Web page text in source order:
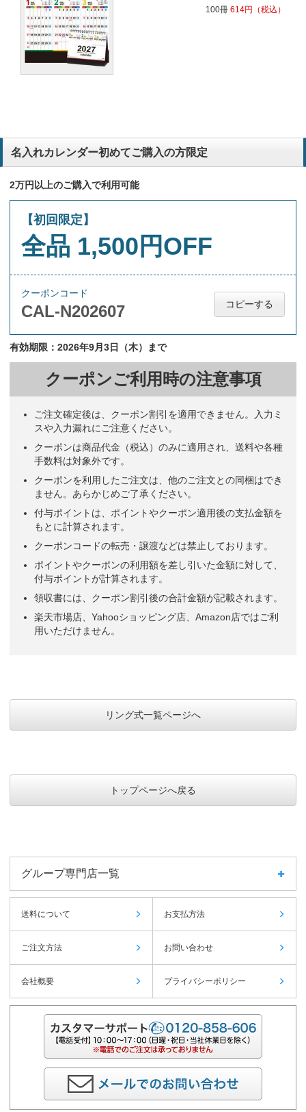
100冊 614円 （税込）
名入れカレンダー初めてご購入の方限定
2万円以上のご購入で利用可能
【初回限定】
全品 1,500円OFF
クーポンコード
CAL-N202607 コピーする
有効期限：2026年9月3日（木）まで
クーポンご利用時の注意事項
ご注文確定後は、クーポン割引を適用できません。入力ミ
スや入力漏れにご注意ください。
クーポンは商品代金（税込）のみに適用され、送料や各種
手数料は対象外です。
クーポンを利用したご注文は、他のご注文との同梱はでき
ません。あらかじめご了承ください。
付与ポイントは、ポイントやクーポン適用後の支払金額を
もとに計算されます。
クーポンコードの転売・譲渡などは禁止しております。
ポイントやクーポンの利用額を差し引いた金額に対して、
付与ポイントが計算されます。
領収書には、クーポン割引後の合計金額が記載されます。
楽天市場店、Yahooショッピング店、Amazon店ではご利
用いただけません。
リング式一覧ページへ
トップページへ戻る
グループ専門店一覧
送料について お支払方法
ご注文方法 お問い合わせ
会社概要 プライバシーポリシー